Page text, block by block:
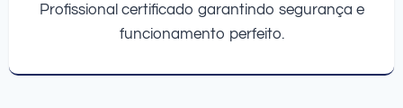
Profissional certificado garantindo segurança e
funcionamento perfeito.